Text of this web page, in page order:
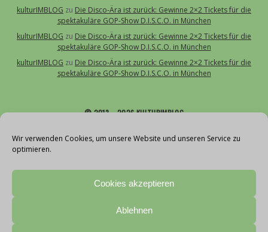
Wir verwenden Cookies, um unsere Website und unseren Service zu
optimieren.
Cookies akzeptieren
Ablehnen
kulturIMBLOG zu Die Disco-Ära ist zurück: Gewinne 2×2 Tickets für die
spektakuläre GOP-Show D.I.S.C.O. in München
kulturIMBLOG zu Die Disco-Ära ist zurück: Gewinne 2×2 Tickets für die
spektakuläre GOP-Show D.I.S.C.O. in München
kulturIMBLOG zu Die Disco-Ära ist zurück: Gewinne 2×2 Tickets für die
spektakuläre GOP-Show D.I.S.C.O. in München
© 2013 – 2026 KULTURIMBLOG
Über uns
Impressum
Datenschutz
Teilnahmebedingungen Gewinnspiele